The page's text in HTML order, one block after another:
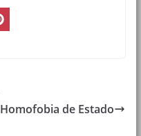
Homofobia de Estado